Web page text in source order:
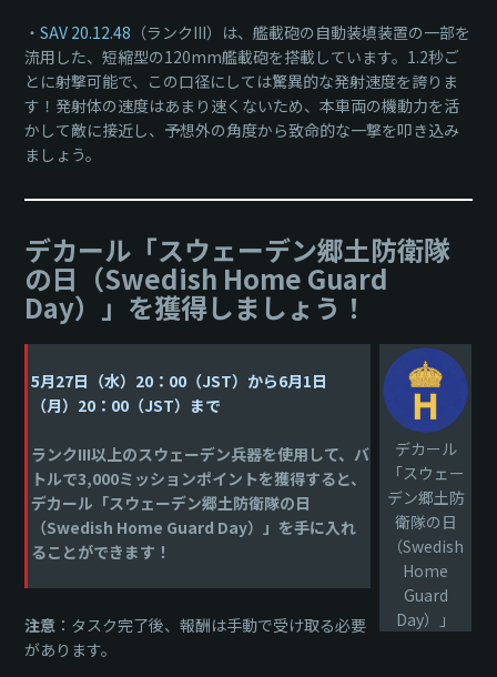
・SAV 20.12.48 （ランクIII）は、艦載砲の自動装填装置の一部を
流用した、短縮型の120mm艦載砲を搭載しています。1.2秒ご
とに射撃可能で、この口径にしては驚異的な発射速度を誇りま
す！発射体の速度はあまり速くないため、本車両の機動力を活
かして敵に接近し、予想外の角度から致命的な一撃を叩き込み
ましょう。
デカール「スウェーデン郷土防衛隊
の日（Swedish Home Guard
Day）」を獲得しましょう！
5月27日（水）20：00（JST）から6月1日
（月）20：00（JST）まで
ランクIII以上のスウェーデン兵器を使用して、バ
トルで3,000ミッションポイントを獲得すると、
デカール「スウェーデン郷土防衛隊の日
（Swedish Home Guard Day）」を手に入れ
ることができます！
注意 ：タスク完了後、報酬は手動で受け取る必要
があります。
デカール
「スウェー
デン郷土防
衛隊の日
（Swedish
Home
Guard
Day）」